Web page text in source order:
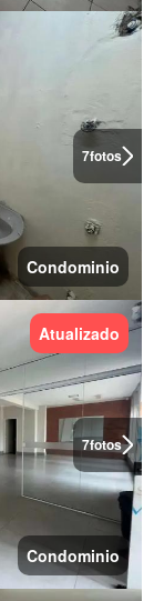
7fotos
Condominio
7fotos
Atualizado
Condominio